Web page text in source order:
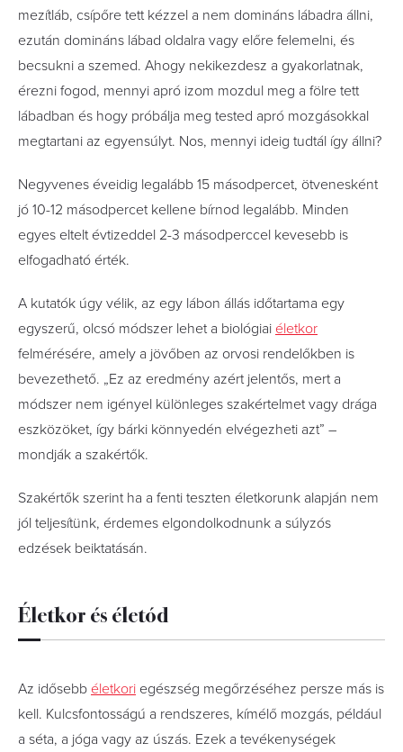
mezítláb, csípőre tett kézzel a nem domináns lábadra állni,
ezután domináns lábad oldalra vagy előre felemelni, és
becsukni a szemed. Ahogy nekikezdesz a gyakorlatnak,
érezni fogod, mennyi apró izom mozdul meg a fölre tett
lábadban és hogy próbálja meg tested apró mozgásokkal
megtartani az egyensúlyt. Nos, mennyi ideig tudtál így állni?
Negyvenes éveidig legalább 15 másodpercet, ötvenesként
jó 10-12 másodpercet kellene bírnod legalább. Minden
egyes eltelt évtizeddel 2-3 másodperccel kevesebb is
elfogadható érték.
A kutatók úgy vélik, az egy lábon állás időtartama egy
egyszerű, olcsó módszer lehet a biológiai életkor
felmérésére, amely a jövőben az orvosi rendelőkben is
bevezethető. „Ez az eredmény azért jelentős, mert a
módszer nem igényel különleges szakértelmet vagy drága
eszközöket, így bárki könnyedén elvégezheti azt” –
mondják a szakértők.
Szakértők szerint ha a fenti teszten életkorunk alapján nem
jól teljesítünk, érdemes elgondolkodnunk a súlyzós
edzések beiktatásán.
Életkor és életód
Az idősebb életkori egészség megőrzéséhez persze más is
kell. Kulcsfontosságú a rendszeres, kímélő mozgás, például
a séta, a jóga vagy az úszás. Ezek a tevékenységek